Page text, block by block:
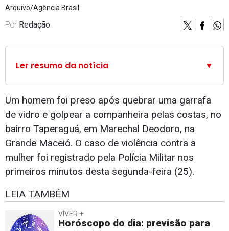
Arquivo/Agência Brasil
Por Redação
Ler resumo da notícia ▼
Um homem foi preso após quebrar uma garrafa
de vidro e golpear a companheira pelas costas, no
bairro Taperaguá, em Marechal Deodoro, na
Grande Maceió. O caso de violência contra a
mulher foi registrado pela Polícia Militar nos
primeiros minutos desta segunda-feira (25).
LEIA TAMBÉM
VIVER +
Horóscopo do dia: previsão para